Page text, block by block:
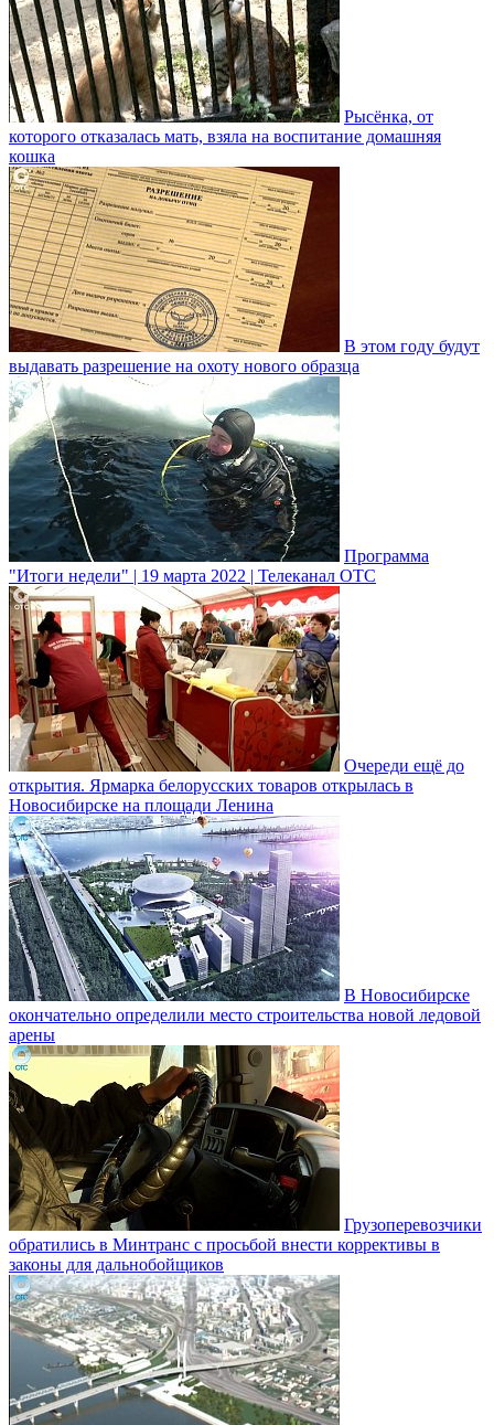
Рысёнка, от
которого отказалась мать, взяла на воспитание домашняя
кошка
В этом году будут
выдавать разрешение на охоту нового образца
Программа
"Итоги недели" | 19 марта 2022 | Телеканал ОТС
Очереди ещё до
открытия. Ярмарка белорусских товаров открылась в
Новосибирске на площади Ленина
В Новосибирске
окончательно определили место строительства новой ледовой
арены
Грузоперевозчики
обратились в Минтранс с просьбой внести коррективы в
законы для дальнобойщиков